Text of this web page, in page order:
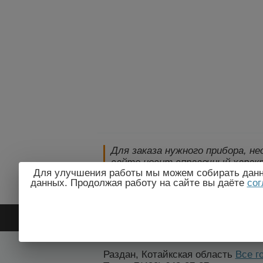
Для заказа нужного прибора,
сайте носит справочный
технические параметры и
уведомления!
2009-2026 ©
Раздан, Котайкская область Все
Для улучшения работы мы можем собирать
данных. Продолжая работу на сайте вы даёте